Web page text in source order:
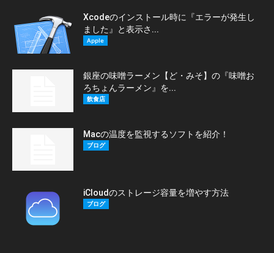
Xcodeのインストール時に『エラーが発生し
ました』と表示さ...
Apple
銀座の味噌ラーメン【ど・みそ】の『味噌お
ろちょんラーメン』を...
飲食店
Macの温度を監視するソフトを紹介！
ブログ
iCloudのストレージ容量を増やす方法
ブログ